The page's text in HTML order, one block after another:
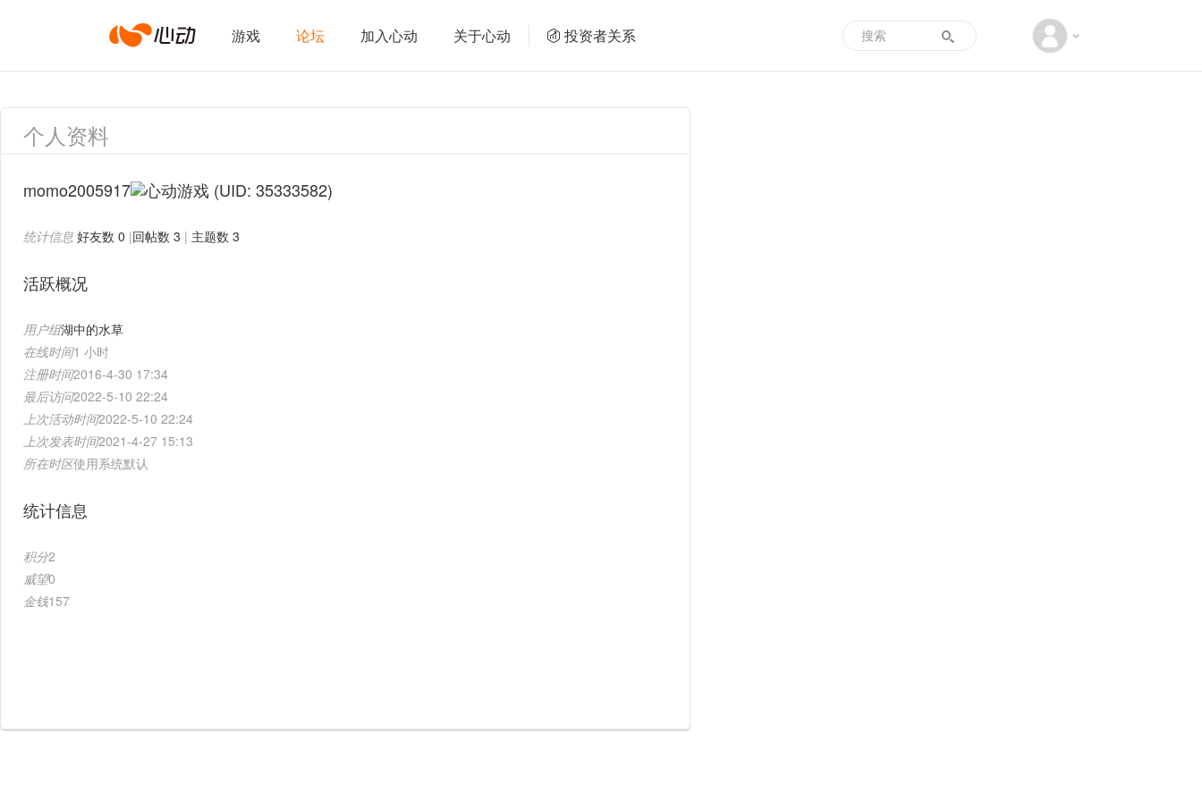
心
动
网
络
游戏 论坛 加入心动 关于心动 投资者关系
个人资料
momo2005917 (UID: 35333582)
统计信息 好友数 0 |回帖数 3 | 主题数 3
活跃概况
用户组湖中的水草
在线时间1 小时
注册时间2016-4-30 17:34
最后访问2022-5-10 22:24
上次活动时间2022-5-10 22:24
上次发表时间2021-4-27 15:13
所在时区使用系统默认
统计信息
积分2
威望0
金钱157